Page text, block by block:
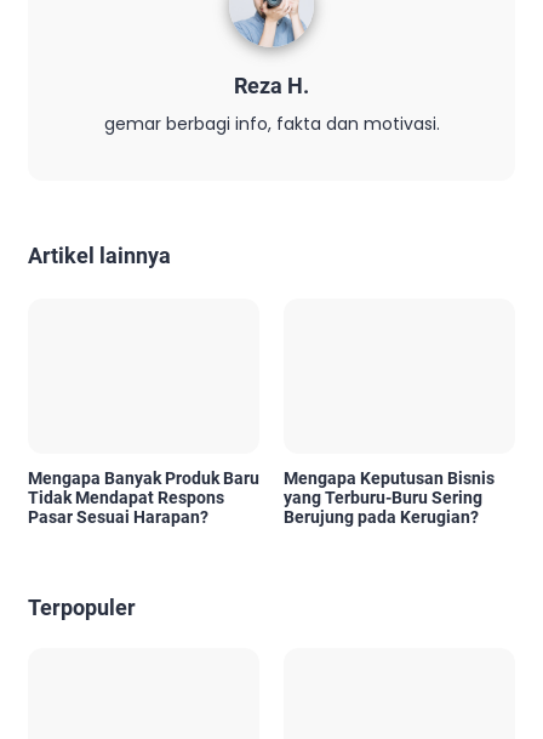
Reza H.
gemar berbagi info, fakta dan motivasi.
Artikel lainnya
Mengapa Banyak Produk Baru
Tidak Mendapat Respons
Pasar Sesuai Harapan?
Mengapa Keputusan Bisnis
yang Terburu-Buru Sering
Berujung pada Kerugian?
Terpopuler